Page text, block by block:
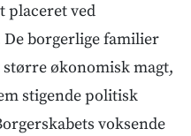
placeret ved
borgerlige familier
større økonomisk magt,
stigende politisk
voksende